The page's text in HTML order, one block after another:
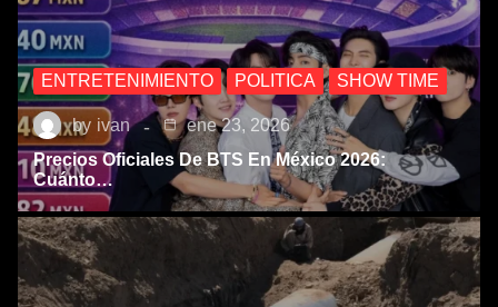
ENTRETENIMIENTO POLITICA SHOW TIME
by ivan
ene 23, 2026
Precios Oficiales De BTS En México 2026:
Cuánto…